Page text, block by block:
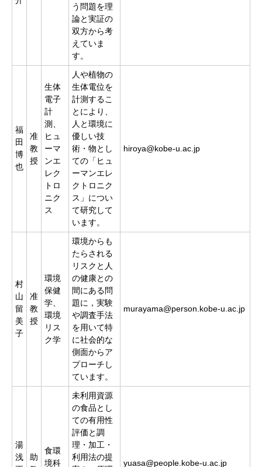
う問題を理
論と実証の
双方から考
えていま
す。
福
田
博
也
准
教
授
生体
電子
計
測、
ヒュ
ーマ
ンエ
レク
トロ
ニク
ス
人や植物の
生体電位を
計測するこ
とにより、
人と環境に
優しい技
術・物とし
ての「ヒュ
ーマンエレ
クトロニク
ス」につい
て研究して
います。
hiroya@kobe-u.ac.jp
村
山
留
美
子
准
教
授
環境
保健
学、
環境
リス
ク学
環境からも
たらされる
リスクと人
の健康との
間にある問
題に，実験
や調査手法
を用いて特
に社会的な
側面からア
プローチし
ています。
murayama@person.kobe-u.ac.jp
湯
浅
助
食環
境科
未利用資源
の食品とし
ての有用性
評価と調
理・加工・
利用法の提
yuasa@people.kobe-u.ac.jp